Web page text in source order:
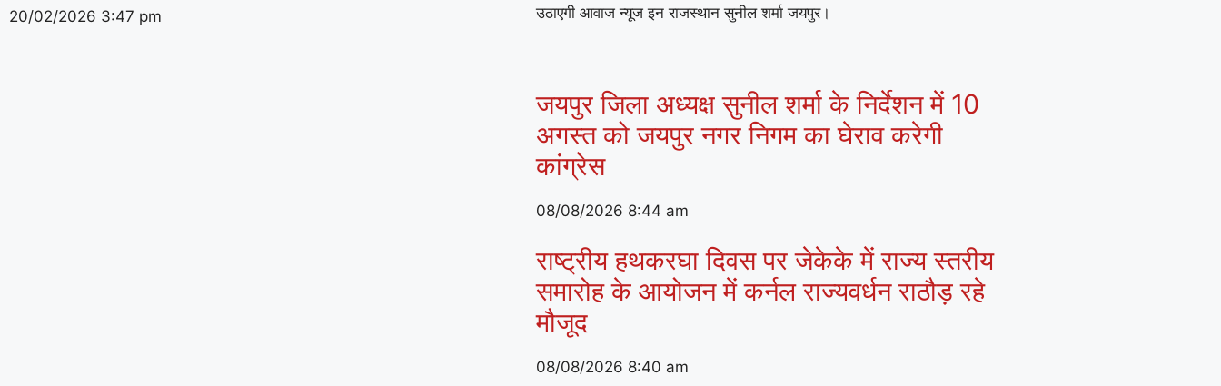
20/02/2026 3:47 pm
उठाएगी आवाज न्यूज इन राजस्थान सुनील शर्मा जयपुर।
जयपुर जिला अध्यक्ष सुनील शर्मा के निर्देशन में 10
अगस्त को जयपुर नगर निगम का घेराव करेगी
कांग्रेस
08/08/2026 8:44 am
राष्ट्रीय हथकरघा दिवस पर जेकेके में राज्य स्तरीय
समारोह के आयोजन में कर्नल राज्यवर्धन राठौड़ रहे
मौजूद
08/08/2026 8:40 am